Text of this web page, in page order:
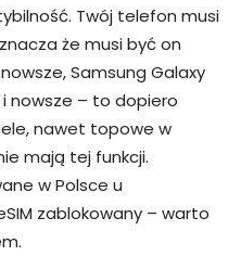
Twój telefon musi
że musi być on
Samsung Galaxy
i nowsze – to dopiero
nawet topowe w
mają tej funkcji.
w Polsce u
zablokowany – warto